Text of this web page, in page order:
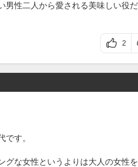
男性二人から愛される美味しい役
2
す。
グな女性というよりは大人の女性